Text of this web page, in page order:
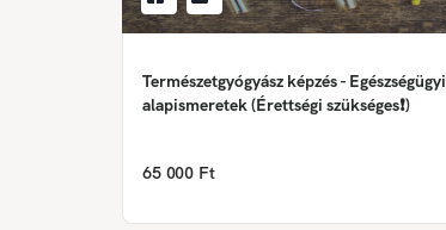
Természetgyógyász képzés - Egészségügyi
alapismeretek (Érettségi szükséges❗)
65 000 Ft